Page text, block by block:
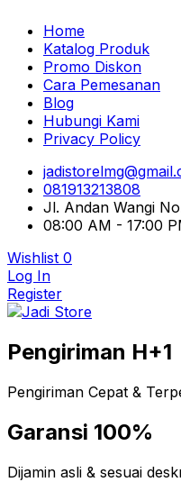
Home
Katalog Produk
Promo Diskon
Cara Pemesanan
Blog
Hubungi Kami
Privacy Policy
081913213808
Jl. Andan Wangi
08:00 AM - 17:00
Wishlist 0
Log In
Register
Jadi Store
Pusat Aksesoris HP,
Pengiriman H+1
Pengiriman Cepat &
Garansi 100%
Dijamin asli & sesuai